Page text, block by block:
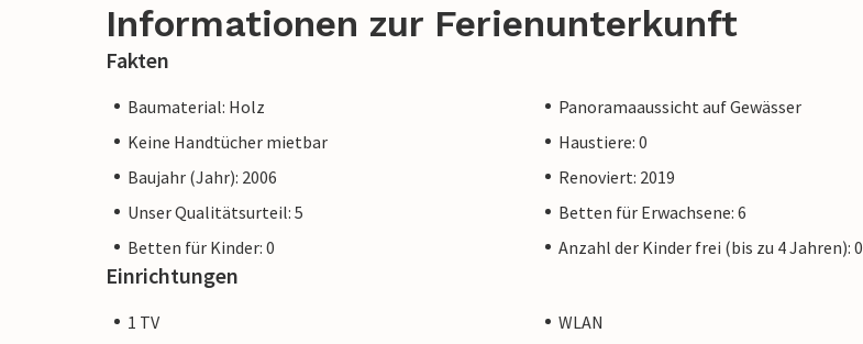
Informationen zur Ferienunterkunft
Fakten
Baumaterial: Holz
Panoramaaussicht auf Gewässer
Keine Handtücher mietbar
Haustiere: 0
Baujahr (Jahr): 2006
Renoviert: 2019
Unser Qualitätsurteil: 5
Betten für Erwachsene: 6
Betten für Kinder: 0
Anzahl der Kinder frei (bis zu 4 Jahren): 0
Einrichtungen
1 TV
WLAN